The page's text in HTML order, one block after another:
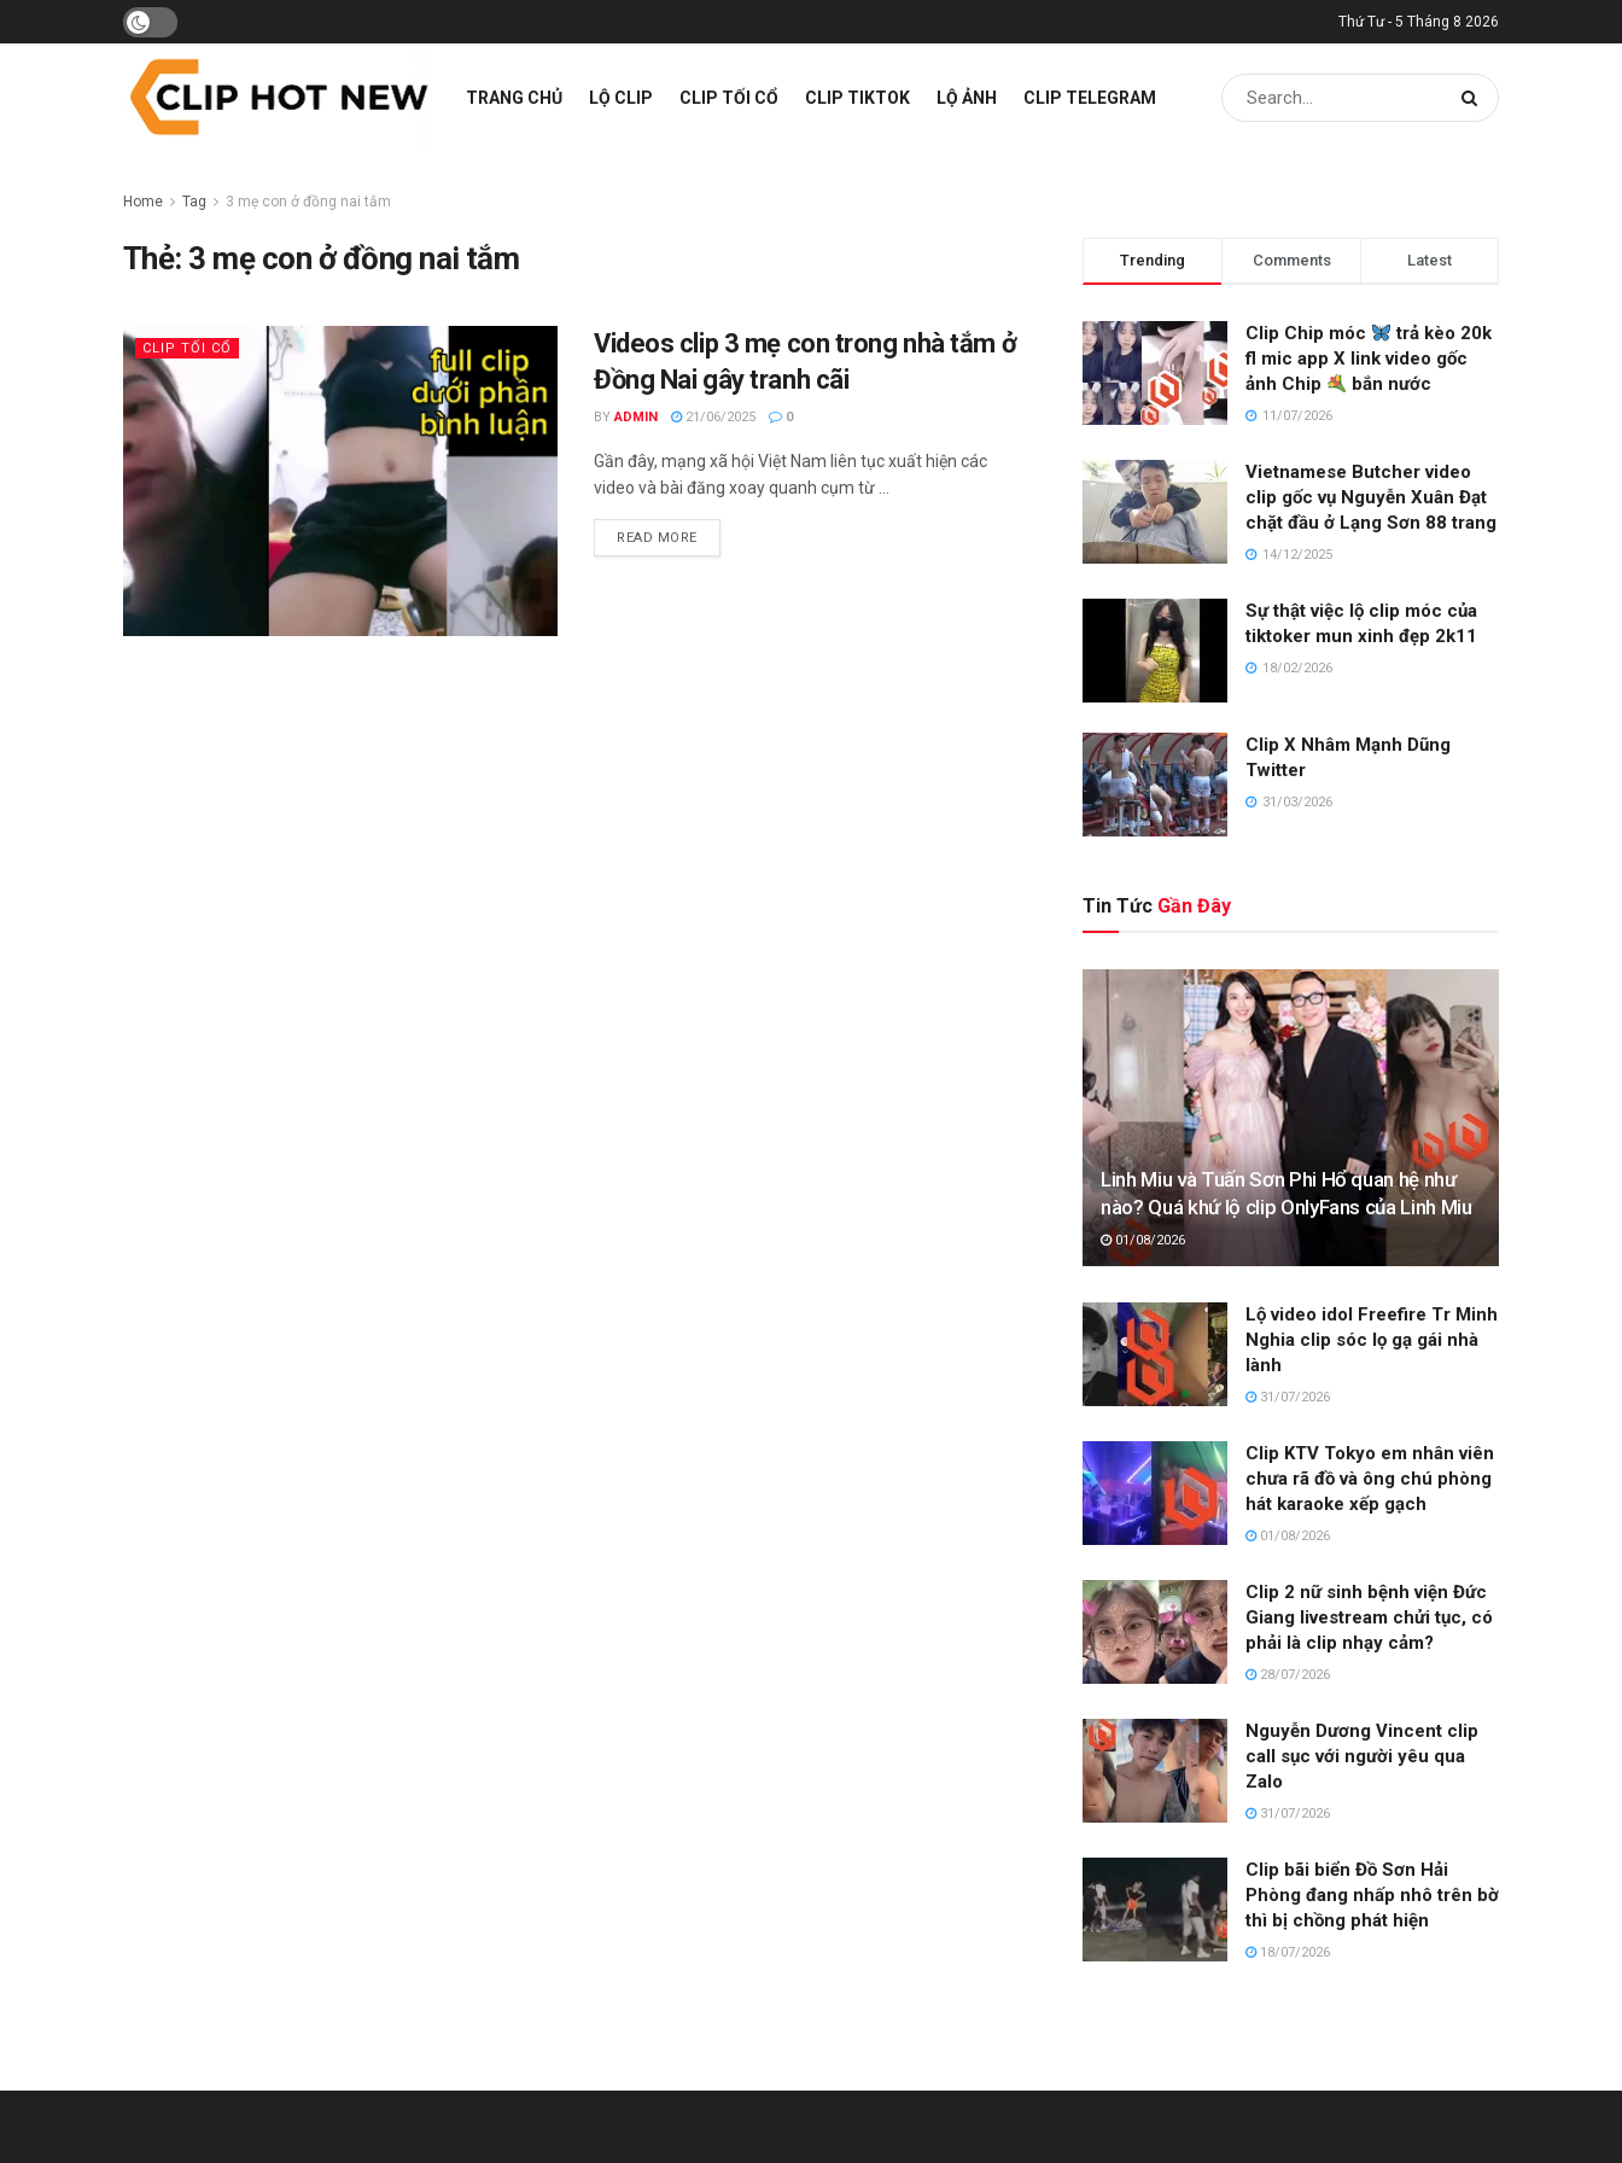
Thứ Tư - 5 Tháng 8 2026
TRANG CHỦ LỘ CLIP CLIP TỐI CỔ CLIP TIKTOK LỘ ẢNH CLIP TELEGRAM
Home Tag 3 mẹ con ở đồng nai tắm
Thẻ: 3 mẹ con ở đồng nai tắm
CLIP TỐI CỔ
Videos clip 3 mẹ con trong nhà tắm ở
Đồng Nai gây tranh cãi
BY ADMIN 21/06/2025 0
Gần đây, mạng xã hội Việt Nam liên tục xuất hiện các
video và bài đăng xoay quanh cụm từ ...
READ MORE
Trending Comments Latest
Clip Chip móc
trả kèo 20k
fl mic app X link video gốc
ảnh Chip
bắn nước
11/07/2026
Vietnamese Butcher video
clip gốc vụ Nguyễn Xuân Đạt
chặt đầu ở Lạng Sơn 88 trang
14/12/2025
Sự thật việc lộ clip móc của
tiktoker mun xinh đẹp 2k11
18/02/2026
Clip X Nhâm Mạnh Dũng
Twitter
31/03/2026
Tin Tức Gần Đây
Linh Miu và Tuấn Sơn Phi Hổ quan hệ như
nào? Quá khứ lộ clip OnlyFans của Linh Miu
01/08/2026
Lộ video idol Freefire Tr Minh
Nghia clip sóc lọ gạ gái nhà
lành
31/07/2026
Clip KTV Tokyo em nhân viên
chưa rã đồ và ông chú phòng
hát karaoke xếp gạch
01/08/2026
Clip 2 nữ sinh bệnh viện Đức
Giang livestream chửi tục, có
phải là clip nhạy cảm?
28/07/2026
Nguyễn Dương Vincent clip
call sục với người yêu qua
Zalo
31/07/2026
Clip bãi biển Đồ Sơn Hải
Phòng đang nhấp nhô trên bờ
thì bị chồng phát hiện
18/07/2026